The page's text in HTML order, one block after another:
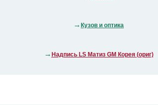
Кузов и оптика
Надпись LS Матиз GM Корея (ориг)